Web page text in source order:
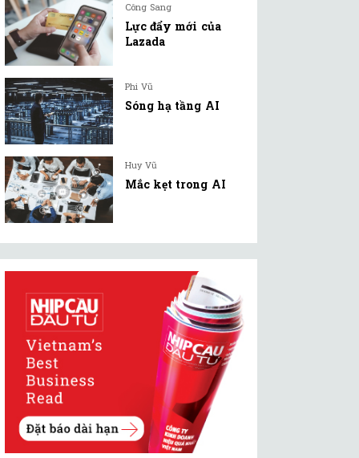
Công Sang
Lực đẩy mới của
Lazada
Phi Vũ
Sóng hạ tầng AI
Huy Vũ
Mắc kẹt trong AI